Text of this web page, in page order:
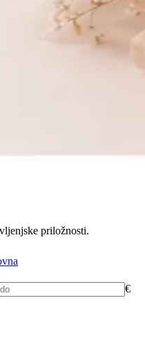
priložnosti.
€